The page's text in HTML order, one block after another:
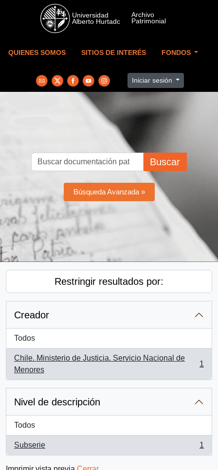
Skip to main content
QUIENES SOMOS SITIOS DE INTERÉS FONDOS
Iniciar sesión
Buscar
Búsqueda Avanzada »
Restringir resultados por:
Creador
Todos
Chile. Ministerio de Justicia. Servicio Nacional de
Menores
, 1 resultados
1
Nivel de descripción
Todos
Subserie
, 1 resultados
1